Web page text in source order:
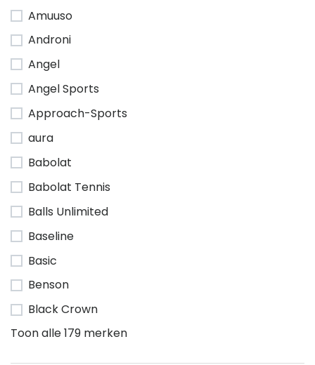
Amuuso
Androni
Angel
Angel Sports
Approach-Sports
aura
Babolat
Babolat Tennis
Balls Unlimited
Baseline
Basic
Benson
Black Crown
Toon alle 179 merken